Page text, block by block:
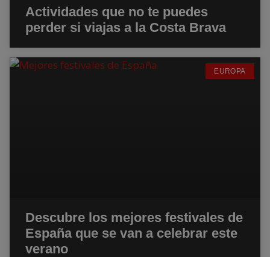
Actividades que no te puedes
perder si viajas a la Costa Brava
EUROPA
Descubre los mejores festivales de
España que se van a celebrar este
verano